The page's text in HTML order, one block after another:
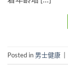
Posted in 男士健康